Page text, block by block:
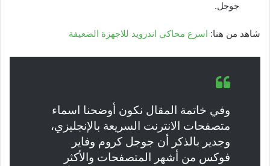
جوجل.
شاهد من هنا: اسرع محاكي اندرويد للاجهزة الضعيفة
وفي خاتمة المقال نكون أوضحنا اسماء
متصفحات الانترنت السريعة بالإنجليزي،
وجدير بالذكر أن جوجل كروم وفاير
فوكس من أشهر المتصفحات والأكثر